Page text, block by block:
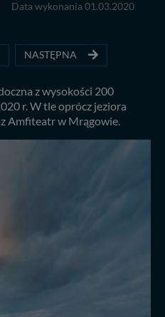
Data wykonania 01.03.2020
NASTĘPNA
z wysokości 200
r. W tle oprócz jeziora
Amfiteatr w Mrągowie.